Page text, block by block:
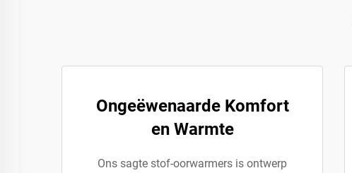
Ongeëwenaarde Komfort
en Warmte
Ons sagte stof-oorwarmers is ontwerp